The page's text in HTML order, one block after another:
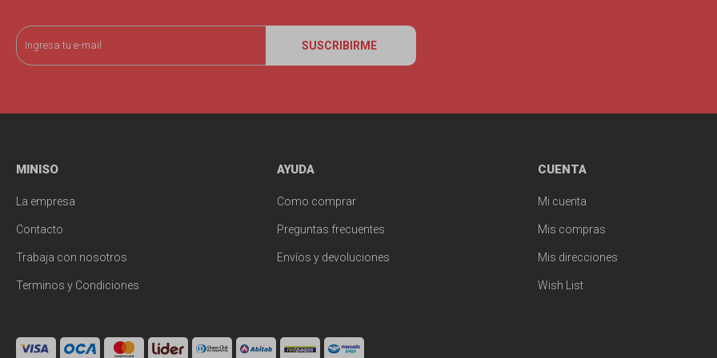
SUSCRIBIRME
MINISO
La empresa
Contacto
Trabaja con nosotros
Terminos y Condiciones
AYUDA
Como comprar
Preguntas frecuentes
Envíos y devoluciones
CUENTA
Mi cuenta
Mis compras
Mis direcciones
Wish List